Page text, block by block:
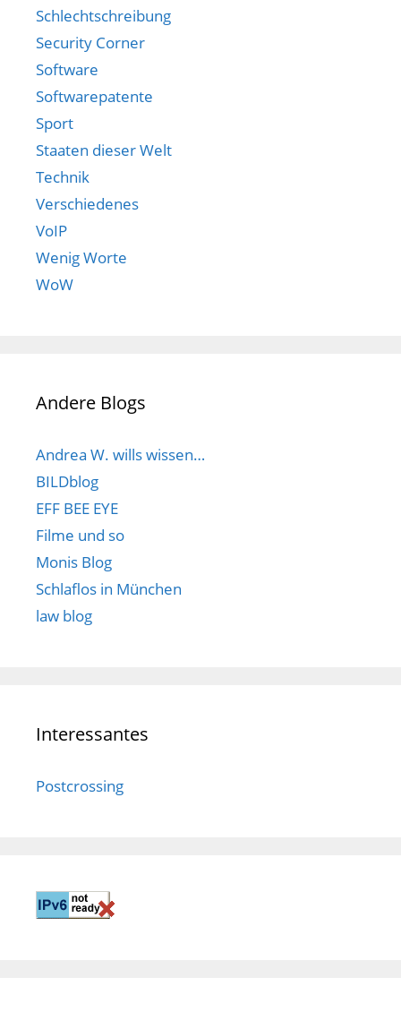
Schlechtschreibung
Security Corner
Software
Softwarepatente
Sport
Staaten dieser Welt
Technik
Verschiedenes
VoIP
Wenig Worte
WoW
Andere Blogs
Andrea W. wills wissen…
BILDblog
EFF BEE EYE
Filme und so
Monis Blog
Schlaflos in München
law blog
Interessantes
Postcrossing